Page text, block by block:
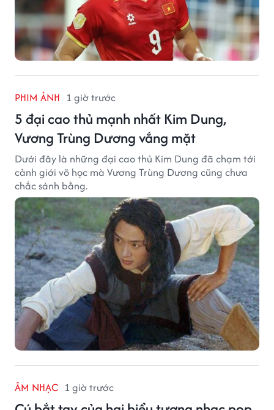
PHIM ẢNH 1 giờ trước
5 đại cao thủ mạnh nhất Kim Dung,
Vương Trùng Dương vắng mặt
Dưới đây là những đại cao thủ Kim Dung đã chạm tới
cảnh giới võ học mà Vương Trùng Dương cũng chưa
chắc sánh bằng.
ÂM NHẠC 1 giờ trước